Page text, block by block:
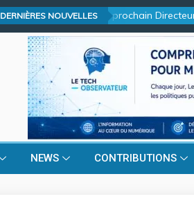
DERNIÈRES NOUVELLES
04/08 : Editorial : Le prochain Directeur
NEWS CONTRIBUTIONS